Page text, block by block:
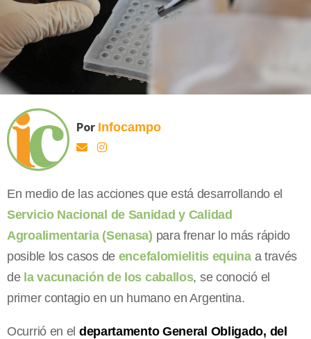
Por Infocampo
En medio de las acciones que está desarrollando el
Servicio Nacional de Sanidad y Calidad
Agroalimentaria (Senasa) para frenar lo más rápido
posible los casos de encefalomielitis equinaa través
de la vacunación de los caballos, se conoció el
primer contagio en un humano en Argentina.
Ocurrió en el departamento General Obligado, del